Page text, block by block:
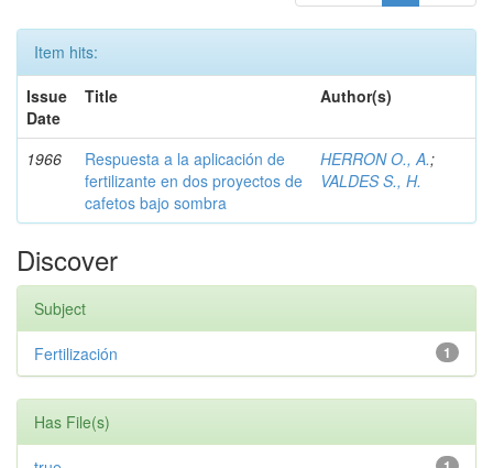
Item hits:
Issue
Date
Title Author(s)
1966
Respuesta a la aplicación de
fertilizante en dos proyectos de
cafetos bajo sombra
HERRON O., A.;
VALDES S., H.
Discover
Subject
1
Fertilización
Has File(s)